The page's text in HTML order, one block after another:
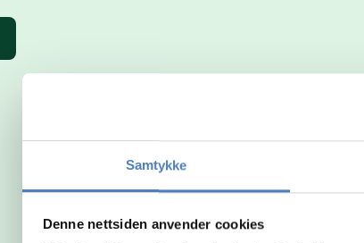
Samtykke
Denne nettsiden anvender cookies